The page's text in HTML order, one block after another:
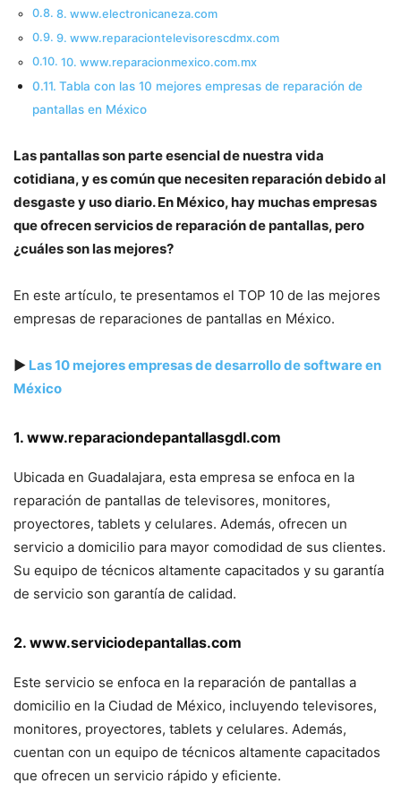
8. www.electronicaneza.com
9. www.reparaciontelevisorescdmx.com
10. www.reparacionmexico.com.mx
Tabla con las 10 mejores empresas de reparación de
pantallas en México
Las pantallas son parte esencial de nuestra vida
cotidiana, y es común que necesiten reparación debido al
desgaste y uso diario. En México, hay muchas empresas
que ofrecen servicios de reparación de pantallas, pero
¿cuáles son las mejores?
En este artículo, te presentamos el TOP 10 de las mejores
empresas de reparaciones de pantallas en México.
▶ Las 10 mejores empresas de desarrollo de software en
México
1. www.reparaciondepantallasgdl.com
Ubicada en Guadalajara, esta empresa se enfoca en la
reparación de pantallas de televisores, monitores,
proyectores, tablets y celulares. Además, ofrecen un
servicio a domicilio para mayor comodidad de sus clientes.
Su equipo de técnicos altamente capacitados y su garantía
de servicio son garantía de calidad.
2. www.serviciodepantallas.com
Este servicio se enfoca en la reparación de pantallas a
domicilio en la Ciudad de México, incluyendo televisores,
monitores, proyectores, tablets y celulares. Además,
cuentan con un equipo de técnicos altamente capacitados
que ofrecen un servicio rápido y eficiente.